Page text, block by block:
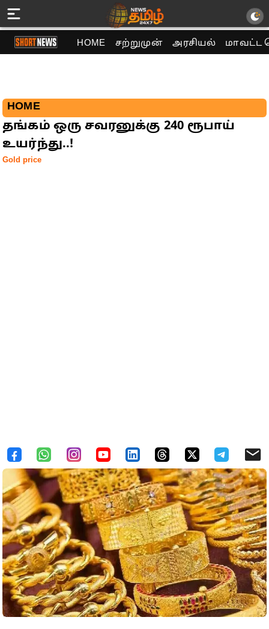
HOME சற்றுமுன் அரசியல் மாவட்ட
HOME
தங்கம் ஒரு சவரனுக்கு 240 ரூபாய்
உயர்ந்து..!
Gold price